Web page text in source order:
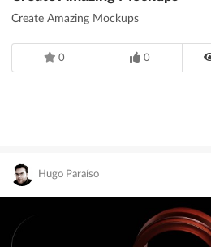
Create Amazing Mockups
0 0
Hugo Paraíso